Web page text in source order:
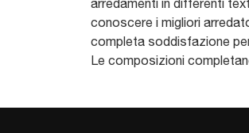
arredamenti in differenti
conoscere i migliori
completa soddisfazione
Le composizioni